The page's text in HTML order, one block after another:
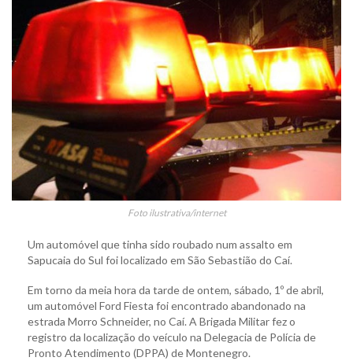
Foto ilustrativa/internet
Um automóvel que tinha sido roubado num assalto em
Sapucaia do Sul foi localizado em São Sebastião do Caí.
Em torno da meia hora da tarde de ontem, sábado, 1º de abril,
um automóvel Ford Fiesta foi encontrado abandonado na
estrada Morro Schneider, no Caí. A Brigada Militar fez o
registro da localização do veículo na Delegacia de Polícia de
Pronto Atendimento (DPPA) de Montenegro.